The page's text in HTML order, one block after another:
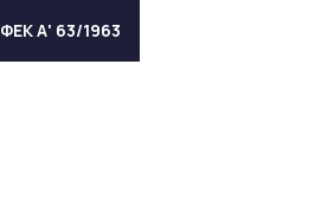
ΦΕΚ Α' 63/1963